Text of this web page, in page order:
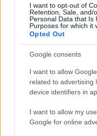
I want to opt-out of
Retention, Sale, and/
Personal Data that Is
Purposes for which it
Opted Out
Google consents
I want to allow
related to advertising
device identifiers in
I want to allow my
Google for online
Volt egy cingár
legalább egy fél évig,
nyár közepén